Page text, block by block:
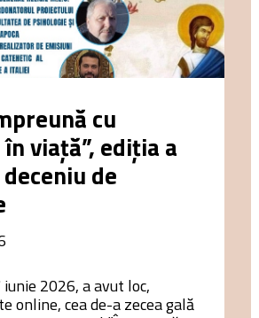
cu
viață”, ediția a
de
2026, a avut loc,
online, cea de-a zecea gală